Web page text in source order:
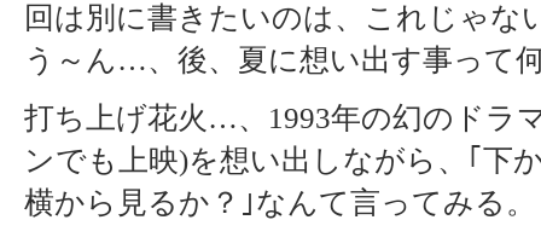
回は別に書きたいのは、これじゃな
う～ん…、後、夏に想い出す事って
打ち上げ花火…、1993年の幻のドラ
ンでも上映)を想い出しながら、｢
横から見るか？｣なんて言ってみる。